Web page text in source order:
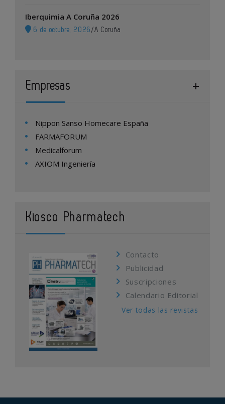
Iberquimia A Coruña 2026
6 de octubre, 2026 /A Coruña
Empresas
Nippon Sanso Homecare España
FARMAFORUM
Medicalforum
AXIOM Ingeniería
Kiosco Pharmatech
Contacto
Publicidad
Suscripciones
Calendario Editorial
Ver todas las revistas